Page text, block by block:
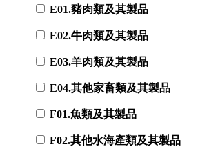
E01.豬肉類及其製品
E02.牛肉類及其製品
E03.羊肉類及其製品
E04.其他家畜類及其製品
F01.魚類及其製品
F02.其他水海產類及其製品